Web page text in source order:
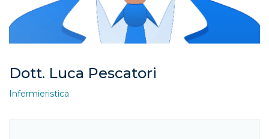
Dott. Luca Pescatori
Infermieristica